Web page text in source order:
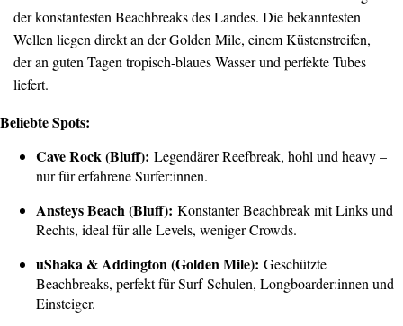
der konstantesten Beachbreaks des Landes. Die bekanntesten
Wellen liegen direkt an der Golden Mile, einem Küstenstreifen,
der an guten Tagen tropisch-blaues Wasser und perfekte Tubes
liefert.
Beliebte Spots:
Cave Rock (Bluff): Legendärer Reefbreak, hohl und heavy –
nur für erfahrene Surfer:innen.
Ansteys Beach (Bluff): Konstanter Beachbreak mit Links und
Rechts, ideal für alle Levels, weniger Crowds.
uShaka & Addington (Golden Mile): Geschützte
Beachbreaks, perfekt für Surf-Schulen, Longboarder:innen und
Einsteiger.